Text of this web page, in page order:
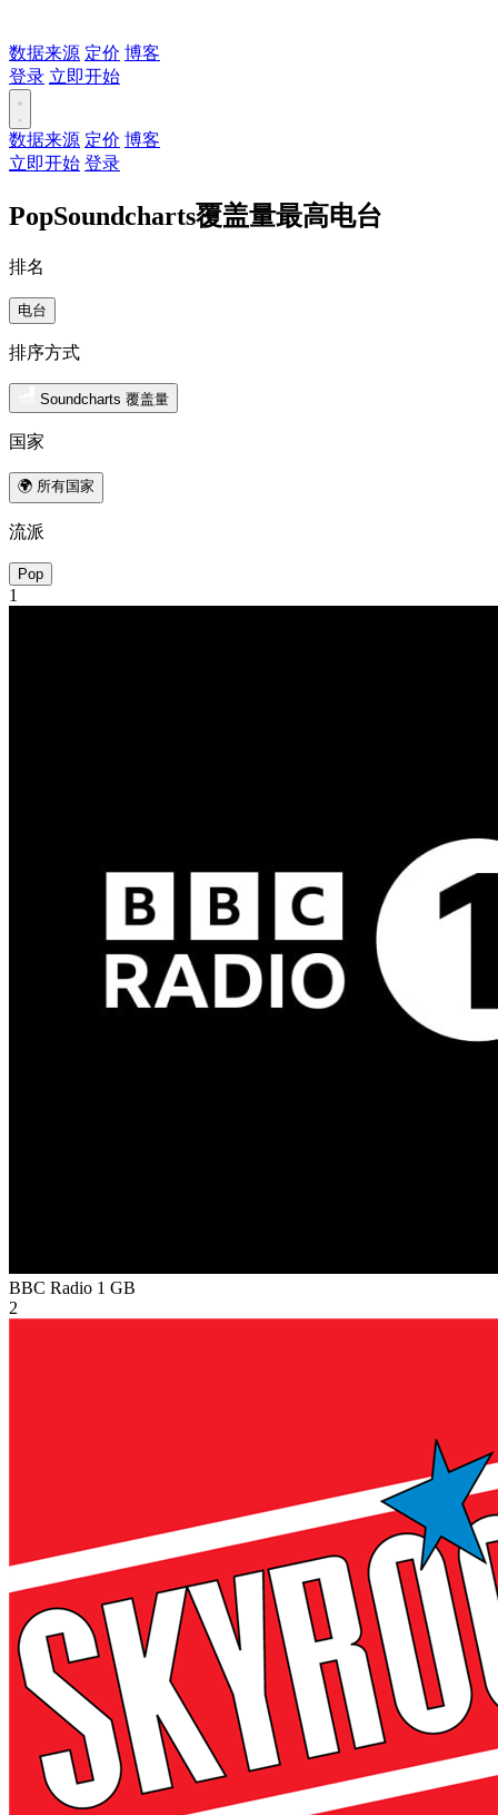
数据来源 定价 博客
登录 立即开始
数据来源 定价 博客
立即开始 登录
PopSoundcharts覆盖量最高电台
排名
电台
排序方式
Soundcharts 覆盖量
国家
🌍 所有国家
流派
Pop
1
BBC Radio 1 GB
2